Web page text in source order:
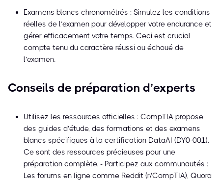
Examens blancs chronométrés : Simulez les conditions
réelles de l’examen pour développer votre endurance et
gérer efficacement votre temps. Ceci est crucial
compte tenu du caractère réussi ou échoué de
l’examen.
Conseils de préparation d’experts
Utilisez les ressources officielles : CompTIA propose
des guides d’étude, des formations et des examens
blancs spécifiques à la certification DataAI (DY0-001).
Ce sont des ressources précieuses pour une
préparation complète. - Participez aux communautés :
Les forums en ligne comme Reddit (r/CompTIA), Quora